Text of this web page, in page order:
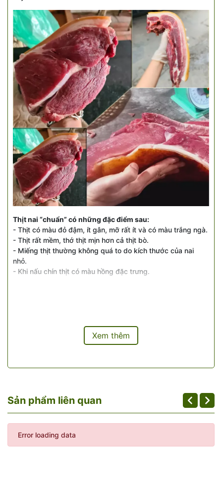
Thịt nai “chuẩn” có những đặc điểm sau:
- Thịt có màu đỏ đậm, ít gân, mỡ rất ít và có màu trắng ngà.
- Thịt rất mềm, thớ thịt mịn hơn cả thịt bò.
- Miếng thịt thường không quá to do kích thước của nai
nhỏ.
- Khi nấu chín thịt có màu hồng đặc trưng.
Xem thêm
Sản phẩm liên quan
Error loading data